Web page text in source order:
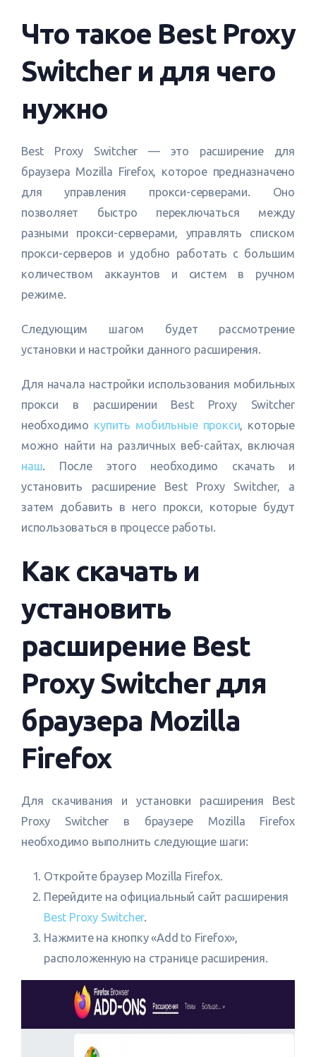
Что такое Best Proxy
Switcher и для чего
нужно
Best Proxy Switcher — это расширение для
браузера Mozilla Firefox, которое предназначено
для управления прокси-серверами. Оно
позволяет быстро переключаться между
разными прокси-серверами, управлять списком
прокси-серверов и удобно работать с большим
количеством аккаунтов и систем в ручном
режиме.
Следующим шагом будет рассмотрение
установки и настройки данного расширения.
Для начала настройки использования мобильных
прокси в расширении Best Proxy Switcher
необходимо купить мобильные прокси, которые
можно найти на различных веб-сайтах, включая
наш. После этого необходимо скачать и
установить расширение Best Proxy Switcher, а
затем добавить в него прокси, которые будут
использоваться в процессе работы.
Как скачать и
установить
расширение Best
Proxy Switcher для
браузера Mozilla
Firefox
Для скачивания и установки расширения Best
Proxy Switcher в браузере Mozilla Firefox
необходимо выполнить следующие шаги:
Откройте браузер Mozilla Firefox.
Перейдите на официальный сайт расширения
Best Proxy Switcher.
Нажмите на кнопку «Add to Firefox»,
расположенную на странице расширения.